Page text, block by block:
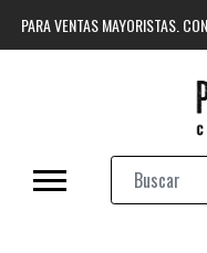
PARA VENTAS MAYORISTAS.